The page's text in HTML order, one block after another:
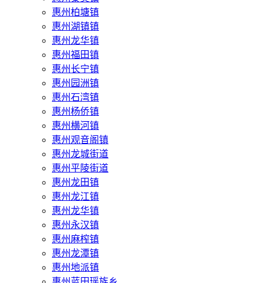
惠州柏塘镇
惠州湖镇镇
惠州龙华镇
惠州福田镇
惠州长宁镇
惠州园洲镇
惠州石湾镇
惠州杨侨镇
惠州横河镇
惠州观音阁镇
惠州龙城街道
惠州平陵街道
惠州龙田镇
惠州龙江镇
惠州龙华镇
惠州永汉镇
惠州麻榨镇
惠州龙潭镇
惠州地派镇